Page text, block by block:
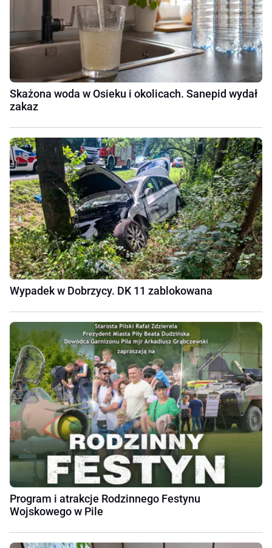
Skażona woda w Osieku i okolicach. Sanepid wydał
zakaz
Wypadek w Dobrzycy. DK 11 zablokowana
Program i atrakcje Rodzinnego Festynu
Wojskowego w Pile